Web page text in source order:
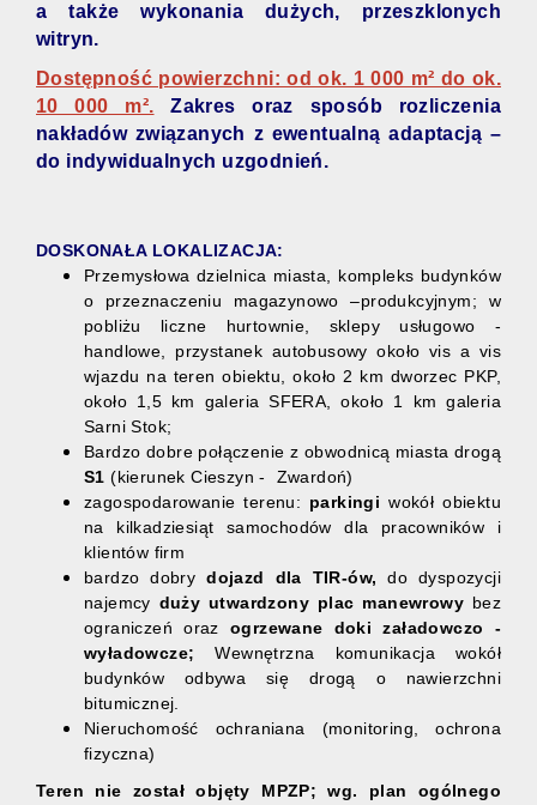
a także wykonania dużych, przeszklonych
witryn.
Dostępność powierzchni: od ok. 1 000 m² do ok.
10 000 m². Zakres oraz sposób rozliczenia
nakładów związanych z ewentualną adaptacją –
do indywidualnych uzgodnień.
DOSKONAŁA LOKALIZACJA:
Przemysłowa dzielnica miasta, kompleks budynków
o przeznaczeniu magazynowo –produkcyjnym; w
pobliżu liczne hurtownie, sklepy usługowo -
handlowe, przystanek autobusowy około vis a vis
wjazdu na teren obiektu, około 2 km dworzec PKP,
około 1,5 km galeria SFERA, około 1 km galeria
Sarni Stok;
Bardzo dobre połączenie z obwodnicą miasta drogą
S1 (kierunek Cieszyn - Zwardoń)
zagospodarowanie terenu: parkingi wokół obiektu
na kilkadziesiąt samochodów dla pracowników i
klientów firm
bardzo dobrydojazd dla TIR-ów, do dyspozycji
najemcy duży utwardzony plac manewrowy bez
ograniczeń oraz ogrzewane
doki załadowczo -
wyładowcze;Wewnętrzna komunikacja wokół
budynków odbywa się drogą o nawierzchni
bitumicznej.
Nieruchomość ochraniana (monitoring, ochrona
fizyczna)
Teren nie został objęty MPZP; wg. plan ogólnego